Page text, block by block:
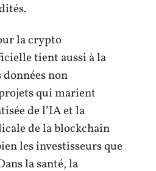
la crypto
tient aussi à la
non
qui marient
de l’IA et la
de la blockchain
les investisseurs que
la santé, la